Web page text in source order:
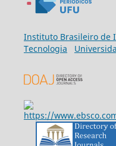
Instituto Brasileiro de
Tecnologia